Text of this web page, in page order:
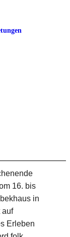
16. bis
in
auf
Erleben